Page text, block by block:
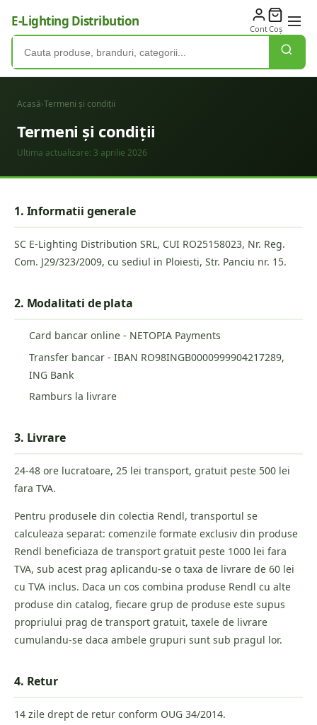
E-Lighting Distribution ContCoș
Acasă›Termeni și condiții
Termeni și condiții
Ultima actualizare: 3 aprilie 2026
1. Informatii generale
SC E-Lighting Distribution SRL, CUI RO25158023, Nr. Reg.
Com. J29/323/2009, cu sediul in Ploiesti, Str. Panciu nr. 15.
2. Modalitati de plata
Card bancar online - NETOPIA Payments
Transfer bancar - IBAN RO98INGB0000999904217289,
ING Bank
Ramburs la livrare
3. Livrare
24-48 ore lucratoare, 25 lei transport, gratuit peste 500 lei
fara TVA.
Pentru produsele din colectia Rendl, transportul se
calculeaza separat: comenzile formate exclusiv din produse
Rendl beneficiaza de transport gratuit peste 1000 lei fara
TVA, sub acest prag aplicandu-se o taxa de livrare de 60 lei
cu TVA inclus. Daca un cos combina produse Rendl cu alte
produse din catalog, fiecare grup de produse este supus
propriului prag de transport gratuit, taxele de livrare
cumulandu-se daca ambele grupuri sunt sub pragul lor.
4. Retur
14 zile drept de retur conform OUG 34/2014.